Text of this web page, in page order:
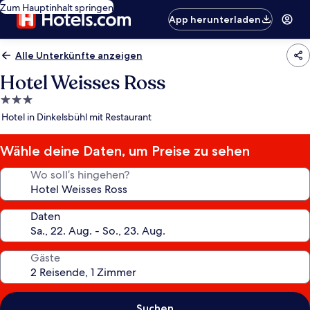
Zum Hauptinhalt springen
App herunterladen
Alle Unterkünfte anzeigen
Hotel Weisses Ross
3.0-
Sterne-
Hotel in Dinkelsbühl mit Restaurant
Wähle deine Daten, um Preise zu sehen
Wo soll’s hingehen?
Daten
Gäste